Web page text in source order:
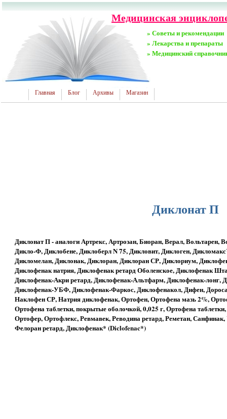
Медицинская
» Советы и рекомендации
» Лекарства и препараты
» Медицинский
Главная Блог Архивы Магазин
Диклонат П
Диклонат П - аналоги Артрекс, Артрозан, Биоран, Верал, Вольтарен,
Дикло-Ф, Диклобене, Диклоберл N 75, Дикловит, Диклоген,
Дикломелан, Диклонак, Диклоран, Диклоран СР, Диклориум,
Диклофенак натрия, Диклофенак ретард Оболенское, Диклофенак
Диклофенак-Акри ретард, Диклофенак-Альтфарм, Диклофенак-
Диклофенак-УБФ, Диклофенак-Фаркос, Диклофенакол, Дифен,
Наклофен СР, Натрия диклофенак, Ортофен, Ортофена мазь 2%,
Ортофена таблетки, покрытые оболочкой, 0,025 г, Ортофена
Ортофер, Ортофлекс, Ревмавек, Реводина ретард, Реметан,
Фелоран ретард, Диклофенак* (Diclofenac*)